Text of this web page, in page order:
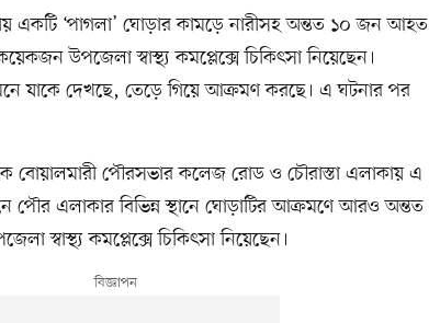
একটি ‘পাগলা’ ঘোড়ার কামড়ে নারীসহ অন্তত ১০ জন আহত
উপজেলা স্বাস্থ্য কমপ্লেক্সে চিকিৎসা নিয়েছেন।
যাকে দেখছে, তেড়ে গিয়ে আক্রমণ করছে। এ ঘটনার পর
বোয়ালমারী পৌরসভার কলেজ রোড ও চৌরাস্তা এলাকায় এ
এলাকার বিভিন্ন স্থানে ঘোড়াটির আক্রমণে আরও অন্তত
স্বাস্থ্য কমপ্লেক্সে চিকিৎসা নিয়েছেন।